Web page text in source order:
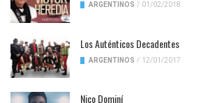
ARGENTINOS / 01/02/2018
Los Auténticos Decadentes
ARGENTINOS / 12/01/2017
Nico Dominí